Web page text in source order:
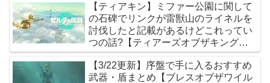
【ティアキン】ミファー公園に関して
の石碑でリンクが雷獣山のライネルを
討伐したと記載があるけどこれってい
つの話?【ティアーズオブザキングダ
ム】
【3/22更新】序盤で手に入るおすすめ
武器・盾まとめ【ブレスオブザワイル